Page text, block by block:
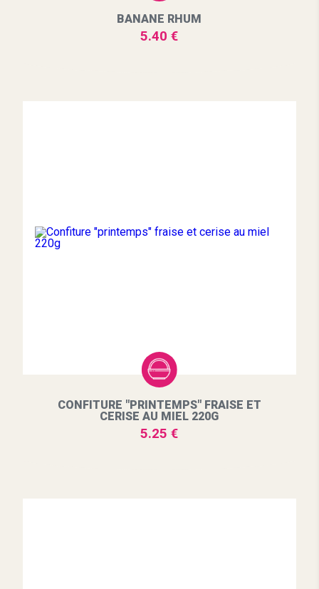
BANANE RHUM
5.40 €
CONFITURE "PRINTEMPS" FRAISE ET
CERISE AU MIEL 220G
5.25 €